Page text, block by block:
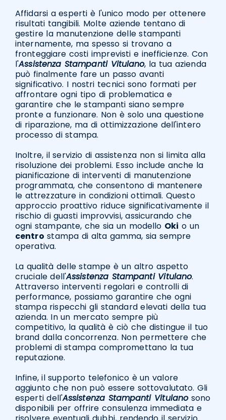
Affidarsi a esperti è l'unico modo per ottenere
risultati tangibili. Molte aziende tentano di
gestire la manutenzione delle stampanti
internamente, ma spesso si trovano a
fronteggiare costi imprevisti e inefficienze. Con
l'Assistenza Stampanti Vitulano, la tua azienda
può finalmente fare un passo avanti
significativo. I nostri tecnici sono formati per
affrontare ogni tipo di problematica e
garantire che le stampanti siano sempre
pronte a funzionare. Non è solo una questione
di riparazione, ma di ottimizzazione dell'intero
processo di stampa.
Inoltre, il servizio di assistenza non si limita alla
risoluzione dei problemi. Esso include anche la
pianificazione di interventi di manutenzione
programmata, che consentono di mantenere
le attrezzature in condizioni ottimali. Questo
approccio proattivo riduce significativamente il
rischio di guasti improvvisi, assicurando che
ogni stampante, che sia un modello Oki o un
centro stampa di alta gamma, sia sempre
operativa.
La qualità delle stampe è un altro aspetto
cruciale dell'Assistenza Stampanti Vitulano.
Attraverso interventi regolari e controlli di
performance, possiamo garantire che ogni
stampa rispecchi gli standard elevati della tua
azienda. In un mercato sempre più
competitivo, la qualità è ciò che distingue il tuo
brand dalla concorrenza. Non permettere che
problemi di stampa compromettano la tua
reputazione.
Infine, il supporto telefonico è un valore
aggiunto che non può essere sottovalutato. Gli
esperti dell'Assistenza Stampanti Vitulanosono
disponibili per offrire consulenza immediata e